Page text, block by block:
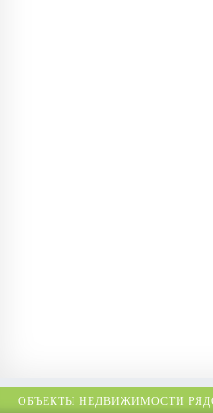
ОБЪЕКТЫ НЕДВИЖИМОСТИ